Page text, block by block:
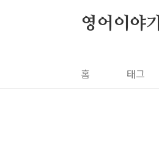
영어이야기
홈 태그